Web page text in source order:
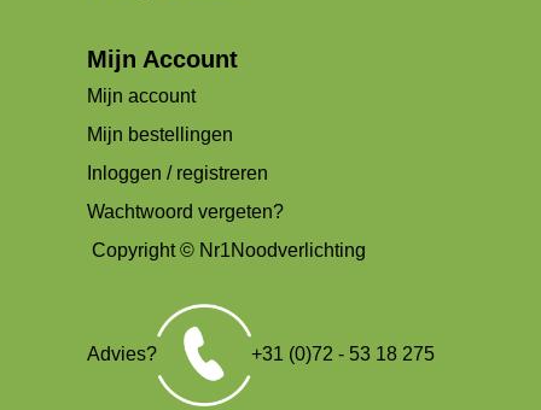
Mijn Account
Mijn account
Mijn bestellingen
Inloggen / registreren
Wachtwoord vergeten?
Copyright © Nr1Noodverlichting
Advies? +31 (0)72 - 53 18 275